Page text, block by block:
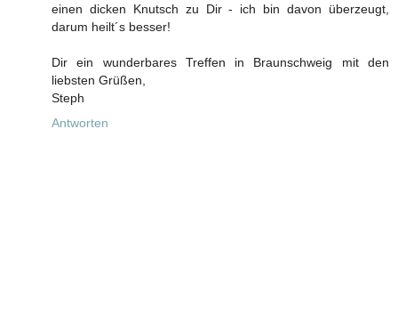
einen dicken Knutsch zu Dir - ich bin davon überzeugt,
darum heilt´s besser!
Dir ein wunderbares Treffen in Braunschweig mit den
liebsten Grüßen,
Steph
Antworten